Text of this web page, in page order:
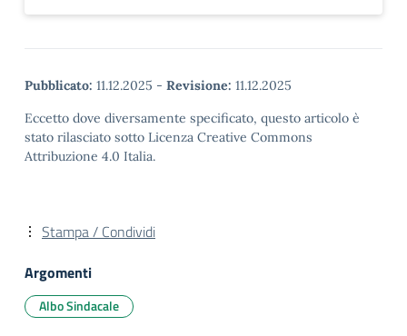
Pubblicato: 11.12.2025 - Revisione: 11.12.2025
Eccetto dove diversamente specificato, questo articolo è
stato rilasciato sotto Licenza Creative Commons
Attribuzione 4.0 Italia.
Stampa / Condividi
Argomenti
Albo Sindacale